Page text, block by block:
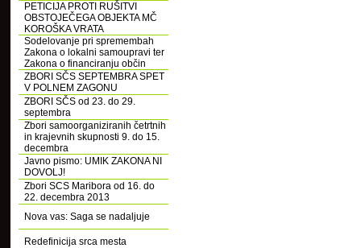
PETICIJA PROTI RUŠITVI
OBSTOJEČEGA OBJEKTA MČ
KOROŠKA VRATA
Sodelovanje pri spremembah
Zakona o lokalni samoupravi ter
Zakona o financiranju občin
ZBORI SČS SEPTEMBRA SPET
V POLNEM ZAGONU
ZBORI SČS od 23. do 29.
septembra
Zbori samoorganiziranih četrtnih
in krajevnih skupnosti 9. do 15.
decembra
Javno pismo: UMIK ZAKONA NI
DOVOLJ!
Zbori SCS Maribora od 16. do
22. decembra 2013
Nova vas: Saga se nadaljuje
Redefinicija srca mesta